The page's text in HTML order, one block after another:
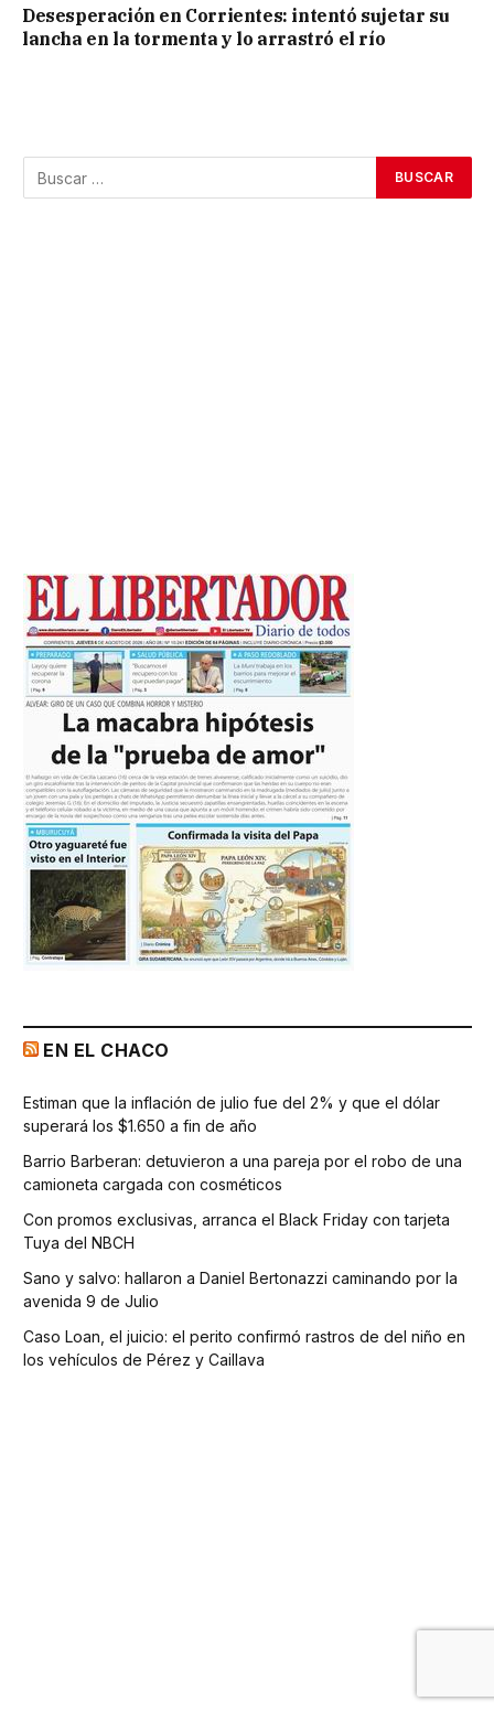
Desesperación en Corrientes: intentó sujetar su
lancha en la tormenta y lo arrastró el río
EN EL CHACO
Estiman que la inflación de julio fue del 2% y que el dólar
superará los $1.650 a fin de año
Barrio Barberan: detuvieron a una pareja por el robo de una
camioneta cargada con cosméticos
Con promos exclusivas, arranca el Black Friday con tarjeta
Tuya del NBCH
Sano y salvo: hallaron a Daniel Bertonazzi caminando por la
avenida 9 de Julio
Caso Loan, el juicio: el perito confirmó rastros de del niño en
los vehículos de Pérez y Caillava